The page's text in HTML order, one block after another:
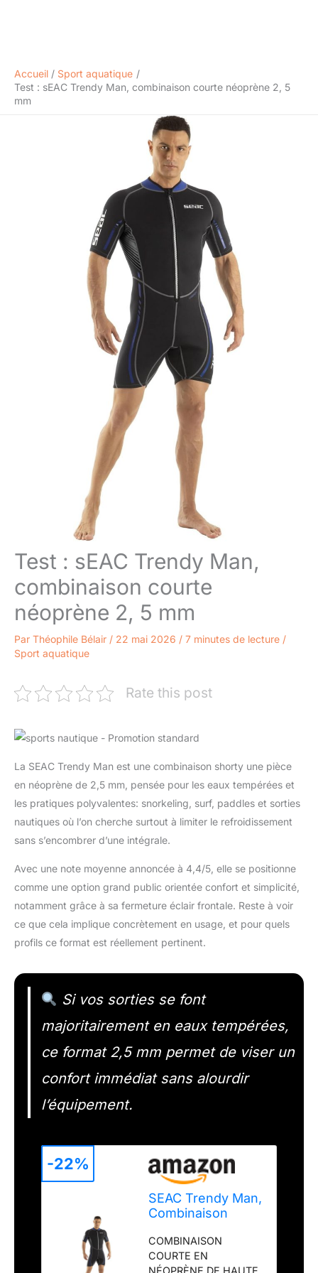
Accueil
Sport aquatique
Test : sEAC Trendy Man, combinaison courte néoprène 2, 5
mm
Test : sEAC Trendy Man,
combinaison courte
néoprène 2, 5 mm
Par Théophile Bélair / 22 mai 2026 / 7 minutes de lecture /
Sport aquatique
Rate this post
La SEAC Trendy Man est une combinaison shorty une pièce
en néoprène de 2,5 mm, pensée pour les eaux tempérées et
les pratiques polyvalentes: snorkeling, surf, paddles et sorties
nautiques où l’on cherche surtout à limiter le refroidissement
sans s’encombrer d’une intégrale.
Avec une note moyenne annoncée à 4,4/5, elle se positionne
comme une option grand public orientée confort et simplicité,
notamment grâce à sa fermeture éclair frontale. Reste à voir
ce que cela implique concrètement en usage, et pour quels
profils ce format est réellement pertinent.
Si vos sorties se font
majoritairement en eaux tempérées,
ce format 2,5 mm permet de viser un
confort immédiat sans alourdir
l’équipement.
SEAC Trendy Man,
Combinaison
en néoprène de
2,5 mm avec
COMBINAISON
COURTE EN
NÉOPRÈNE DE HAUTE
-22%